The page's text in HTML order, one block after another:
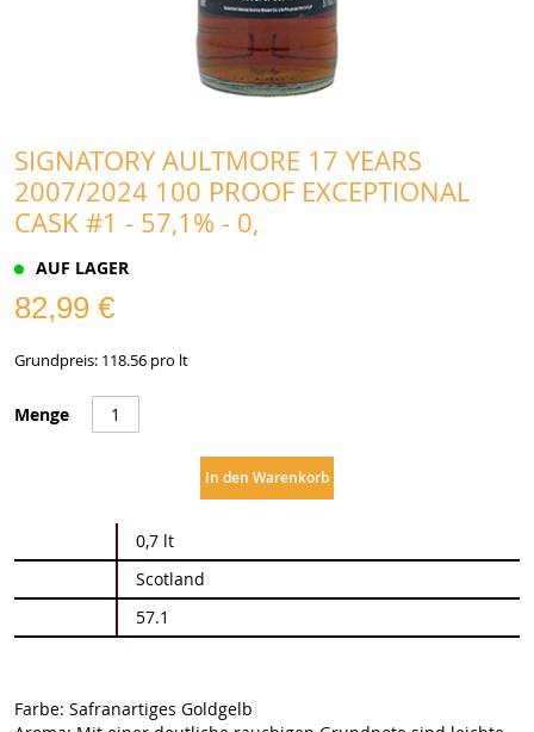
SIGNATORY AULTMORE 17 YEARS
2007/2024 100 PROOF EXCEPTIONAL
CASK #1 - 57,1% - 0,
AUF LAGER
82,99 €
Grundpreis: 118.56 pro lt
Menge
In den Warenkorb
Informationen
0,7 lt
Scotland
57.1
Farbe: Safranartiges Goldgelb